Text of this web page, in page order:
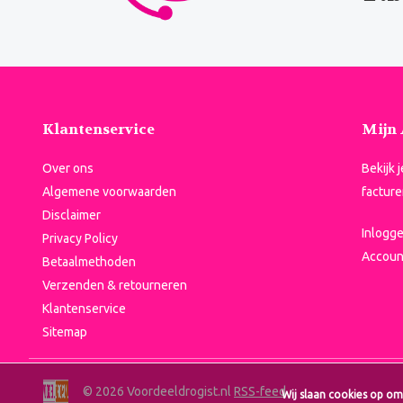
Klantenservice
Over ons
Algemene voorwaarden
Disclaimer
Privacy Policy
Betaalmethoden
Verzenden & retourneren
Klantenservice
Sitemap
Mijn
Bekijk
© 2026 Voordeeldrogist.nl RSS-feedWij slaan cookies op